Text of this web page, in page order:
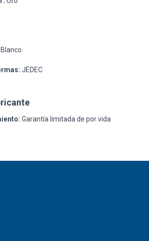
Blanco
JEDEC
Garantía limitada de por vida